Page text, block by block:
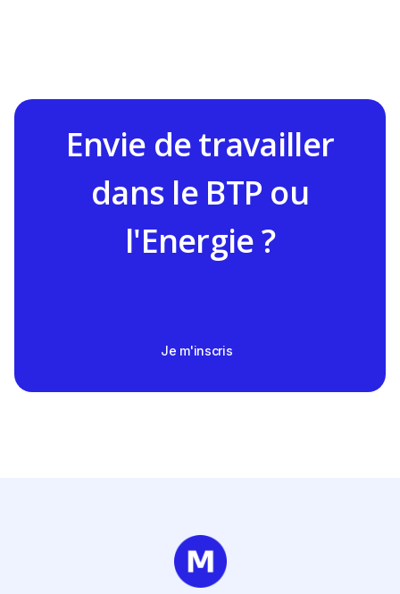
Envie de travailler
dans le BTP ou
l'Energie ?
Je m'inscris